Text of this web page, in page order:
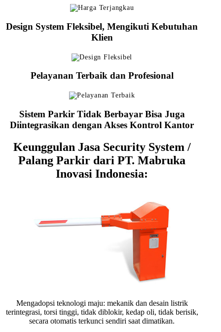
Design System Fleksibel, Mengikuti Kebutuhan
Klien
Pelayanan Terbaik dan Profesional
Sistem Parkir Tidak Berbayar Bisa Juga
Diintegrasikan dengan Akses Kontrol Kantor
Keunggulan Jasa Security System /
Palang Parkir dari PT. Mabruka
Inovasi Indonesia:
Mengadopsi teknologi maju: mekanik dan desain listrik
terintegrasi, torsi tinggi, tidak diblokir, kedap oli, tidak berisik,
secara otomatis terkunci sendiri saat dimatikan.